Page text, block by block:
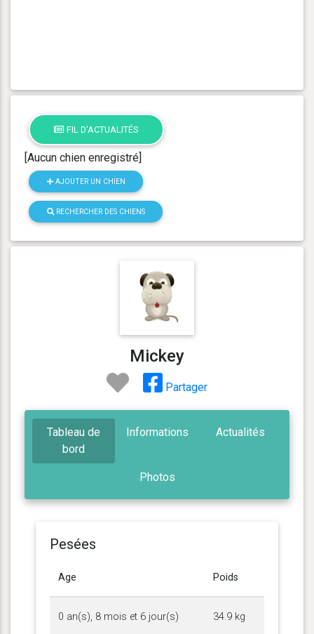
FIL D'ACTUALITÉS
[Aucun chien enregistré]
AJOUTER UN CHIEN
RECHERCHER DES CHIENS
Mickey
Partager
Tableau de
bord
Informations Actualités
Photos
Pesées
Age Poids
0 an(s), 8 mois et 6 jour(s) 34.9 kg